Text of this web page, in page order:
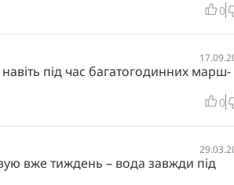
0
під час багатогодинних марш-
0
вже тиждень – вода завжди під